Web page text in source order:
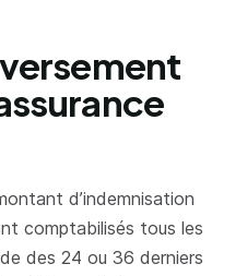
d’indemnisation
comptabilisés tous les
des 24 ou 36 derniers